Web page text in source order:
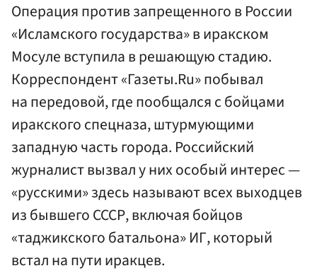
Операция против запрещенного в России
«Исламского государства» в иракском
Мосуле вступила в решающую стадию.
Корреспондент «Газеты.Ru» побывал
на передовой, где пообщался с бойцами
иракского спецназа, штурмующими
западную часть города. Российский
журналист вызвал у них особый интерес —
«русскими» здесь называют всех выходцев
из бывшего СССР, включая бойцов
«таджикского батальона» ИГ, который
встал на пути иракцев.